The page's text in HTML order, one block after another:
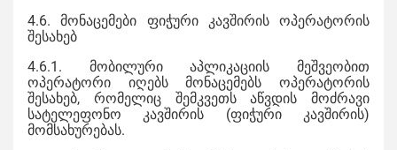
4.6. მონაცემები ფიჭური კავშირის ოპერატორის
შესახებ
4.6.1. მობილური აპლიკაციის მეშვეობით
ოპერატორი იღებს მონაცემებს ოპერატორის
შესახებ, რომელიც შემკვეთს აწვდის მოძრავი
სატელეფონო კავშირის (ფიჭური კავშირის)
მომსახურებას.